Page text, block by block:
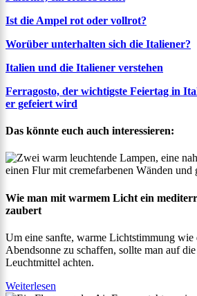
Ist die Ampel rot oder vollrot?
Worüber unterhalten sich die Italiener?
Italien und die Italiener verstehen
Ferragosto, der wichtigste Feiertag in
er gefeiert wird
Das könnte euch auch interessieren:
Wie man mit warmem Licht ein
zaubert
Um eine sanfte, warme Lichtstimmung wie
Abendsonne zu schaffen, sollte man auf
Leuchtmittel achten.
Weiterlesen